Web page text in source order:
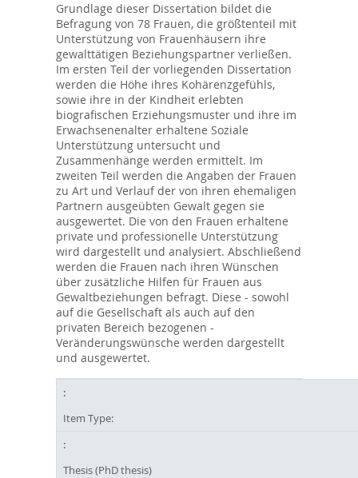
Grundlage dieser Dissertation bildet die
Befragung von 78 Frauen, die größtenteil mit
Unterstützung von Frauenhäusern ihre
gewalttätigen Beziehungspartner verließen.
Im ersten Teil der vorliegenden Dissertation
werden die Höhe ihres Kohärenzgefühls,
sowie ihre in der Kindheit erlebten
biografischen Erziehungsmuster und ihre im
Erwachsenenalter erhaltene Soziale
Unterstützung untersucht und
Zusammenhänge werden ermittelt. Im
zweiten Teil werden die Angaben der Frauen
zu Art und Verlauf der von ihren ehemaligen
Partnern ausgeübten Gewalt gegen sie
ausgewertet. Die von den Frauen erhaltene
private und professionelle Unterstützung
wird dargestellt und analysiert. Abschließend
werden die Frauen nach ihren Wünschen
über zusätzliche Hilfen für Frauen aus
Gewaltbeziehungen befragt. Diese - sowohl
auf die Gesellschaft als auch auf den
privaten Bereich bezogenen -
Veränderungswünsche werden dargestellt
und ausgewertet.
Item Type:
Thesis (PhD thesis)